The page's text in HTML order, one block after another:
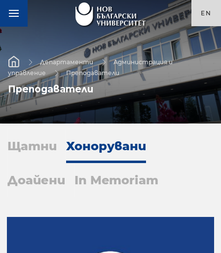
EN
Департаменти
Администрация и
управление
Преподаватели
Преподаватели
Щатни Хонорувани
Доайени In Memoriam